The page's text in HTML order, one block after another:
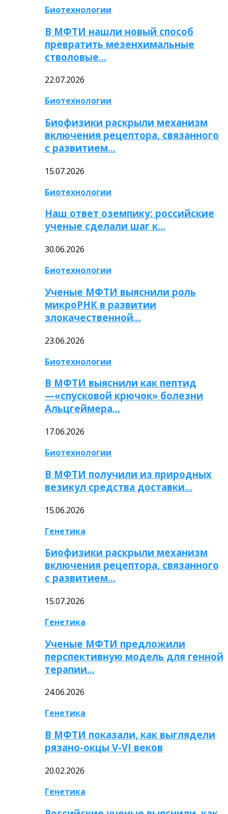
Биотехнологии
В МФТИ нашли новый способ
превратить мезенхимальные
стволовые…
22.07.2026
Биотехнологии
Биофизики раскрыли механизм
включения рецептора, связанного
с развитием…
15.07.2026
Биотехнологии
Наш ответ оземпику: российские
ученые сделали шаг к…
30.06.2026
Биотехнологии
Ученые МФТИ выяснили роль
микроРНК в развитии
злокачественной…
23.06.2026
Биотехнологии
В МФТИ выяснили как пептид
—«спусковой крючок» болезни
Альцгеймера…
17.06.2026
Биотехнологии
В МФТИ получили из природных
везикул средства доставки…
15.06.2026
Генетика
Биофизики раскрыли механизм
включения рецептора, связанного
с развитием…
15.07.2026
Генетика
Ученые МФТИ предложили
перспективную модель для генной
терапии…
24.06.2026
Генетика
В МФТИ показали, как выглядели
рязано-окцы V-VI веков
20.02.2026
Генетика